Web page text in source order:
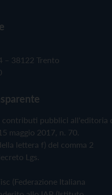
– 38122 Trento
contributi pubblici all'editoria
maggio 2017, n. 70.
lettera f) del comma 2
Lgs.
(Federazione Italiana